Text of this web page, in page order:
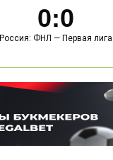
0:0
Россия: ФНЛ — Первая лига